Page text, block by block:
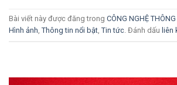
Bài viết này được đăng trong CÔNG NGHỆ
Hình ảnh, Thông tin nổi bật, Tin tức. Đánh dấu liên